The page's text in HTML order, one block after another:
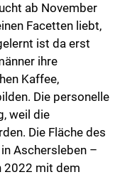
ab November
Facetten liebt,
ist da erst
ihre
Kaffee,
Die personelle
weil die
Die Fläche des
Aschersleben –
2022 mit dem